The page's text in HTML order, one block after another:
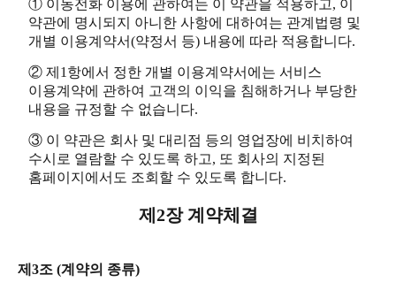
① 이동전화 이용에 관하여는 이 약관을 적용하고, 이
약관에 명시되지 아니한 사항에 대하여는 관계법령 및
개별 이용계약서(약정서 등) 내용에 따라 적용합니다.
② 제1항에서 정한 개별 이용계약서에는 서비스
이용계약에 관하여 고객의 이익을 침해하거나 부당한
내용을 규정할 수 없습니다.
③ 이 약관은 회사 및 대리점 등의 영업장에 비치하여
수시로 열람할 수 있도록 하고, 또 회사의 지정된
홈페이지에서도 조회할 수 있도록 합니다.
제2장 계약체결
제3조 (계약의 종류)